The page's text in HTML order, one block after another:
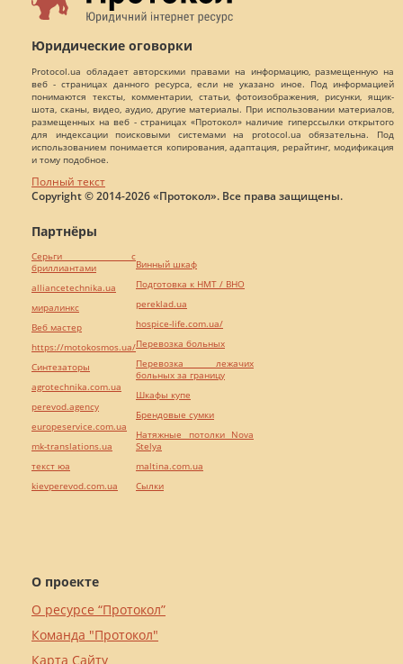
Юридические оговорки
Protocol.ua обладает авторскими правами на информацию, размещенную на
веб - страницах данного ресурса, если не указано иное. Под информацией
понимаются тексты, комментарии, статьи, фотоизображения, рисунки, ящик-
шота, сканы, видео, аудио, другие материалы. При использовании материалов,
размещенных на веб - страницах «Протокол» наличие гиперссылки открытого
для индексации поисковыми системами на protocol.ua обязательна. Под
использованием понимается копирования, адаптация, рерайтинг, модификация
и тому подобное.
Полный текст
Copyright © 2014-2026 «Протокол». Все права защищены.
О проекте
О ресурсе “Протокол”
Команда "Протокол"
Карта Сайту
Партнёры
Серьги с
бриллиантами
alliancetechnika.ua
миралинкс
Веб мастер
https://motokosmos.ua/
Синтезаторы
agrotechnika.com.ua
perevod.agency
europeservice.com.ua
mk-translations.ua
текст юа
kievperevod.com.ua
Винный шкаф
Подготовка к НМТ / ВНО
pereklad.ua
hospice-life.com.ua/
Перевозка больных
Перевозка лежачих
больных за границу
Шкафы купе
Брендовые сумки
Натяжные потолки Nova
Stelya
maltina.com.ua
Cылки